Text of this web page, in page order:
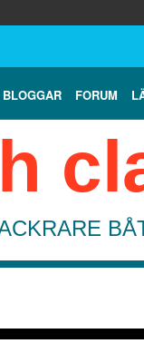
BLOGGAR FORUM